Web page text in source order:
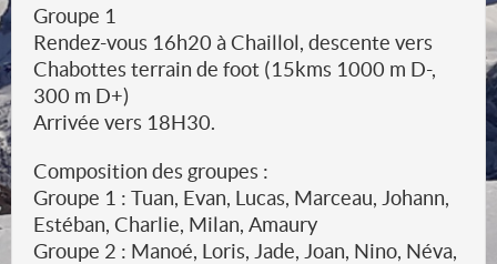
Groupe 1
Rendez-vous 16h20 à Chaillol, descente vers
Chabottes terrain de foot (15kms 1000 m D-,
300 m D+)
Arrivée vers 18H30.
Composition des groupes :
Groupe 1 : Tuan, Evan, Lucas, Marceau, Johann,
Estéban, Charlie, Milan, Amaury
Groupe 2 : Manoé, Loris, Jade, Joan, Nino, Néva,